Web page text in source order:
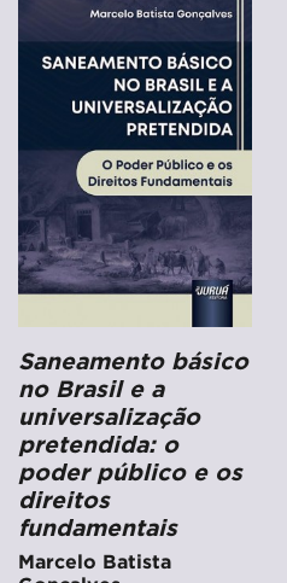
Saneamento básico
no Brasil e a
universalização
pretendida: o
poder público e os
direitos
fundamentais
Marcelo Batista